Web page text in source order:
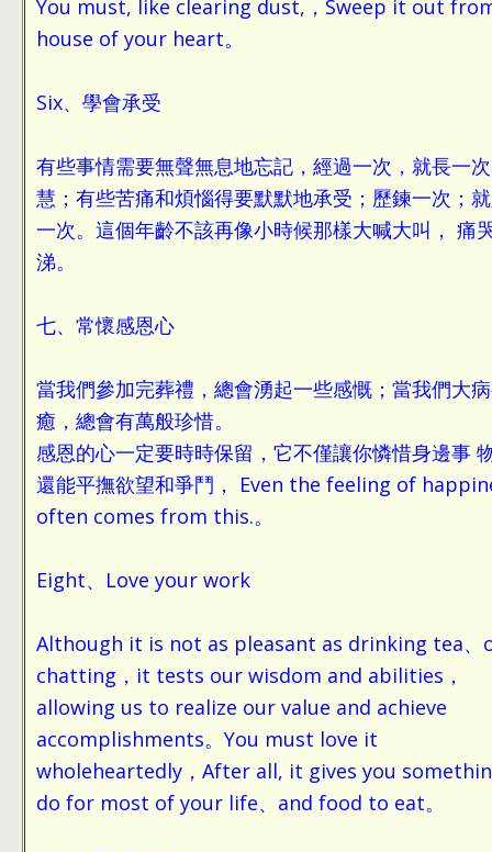
You must, like clearing dust,，Sweep it out
house of your heart。
Six、學會承受
有些事情需要無聲無息地忘記，經過一次，就長一
慧；有些苦痛和煩惱得要默默地承受；歷鍊一次；
一次。這個年齡不該再像小時候那樣大喊大叫， 痛
涕。
七、常懷感恩心
當我們參加完葬禮，總會湧起一些感慨；當我們大
癒，總會有萬般珍惜。
感恩的心一定要時時保留，它不僅讓你憐惜身邊事
還能平撫欲望和爭鬥， Even the feeling of
often comes from this.。
Eight、Love your work
Although it is not as pleasant as drinking tea、
chatting，it tests our wisdom and abilities，
allowing us to realize our value and achieve
accomplishments。You must love it
wholeheartedly，After all, it gives you
do for most of your life、and food to eat。